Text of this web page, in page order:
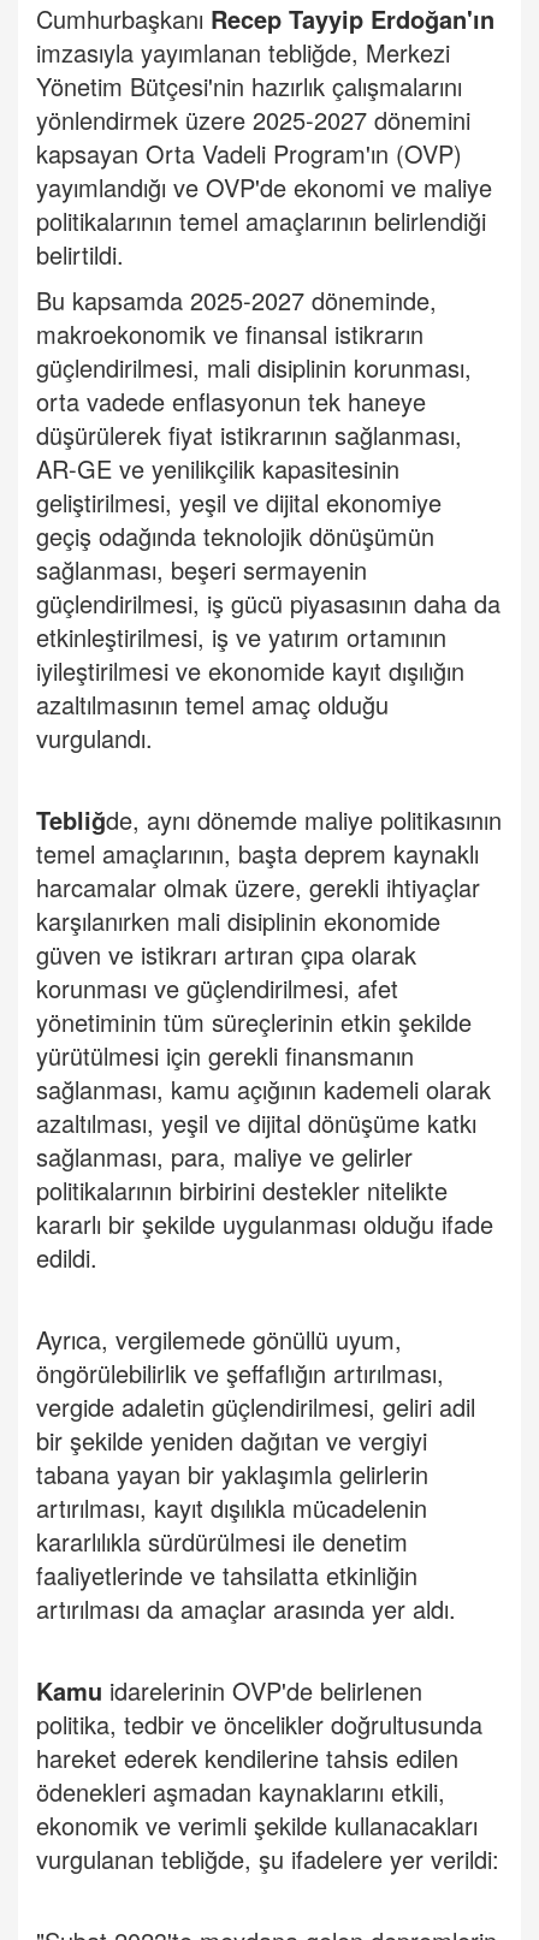
Cumhurbaşkanı Recep Tayyip Erdoğan'ın
imzasıyla yayımlanan tebliğde, Merkezi
Yönetim Bütçesi'nin hazırlık çalışmalarını
yönlendirmek üzere 2025-2027 dönemini
kapsayan Orta Vadeli Program'ın (OVP)
yayımlandığı ve OVP'de ekonomi ve maliye
politikalarının temel amaçlarının belirlendiği
belirtildi.
Bu kapsamda 2025-2027 döneminde,
makroekonomik ve finansal istikrarın
güçlendirilmesi, mali disiplinin korunması,
orta vadede enflasyonun tek haneye
düşürülerek fiyat istikrarının sağlanması,
AR-GE ve yenilikçilik kapasitesinin
geliştirilmesi, yeşil ve dijital ekonomiye
geçiş odağında teknolojik dönüşümün
sağlanması, beşeri sermayenin
güçlendirilmesi, iş gücü piyasasının daha da
etkinleştirilmesi, iş ve yatırım ortamının
iyileştirilmesi ve ekonomide kayıt dışılığın
azaltılmasının temel amaç olduğu
vurgulandı.
Tebliğde, aynı dönemde maliye politikasının
temel amaçlarının, başta deprem kaynaklı
harcamalar olmak üzere, gerekli ihtiyaçlar
karşılanırken mali disiplinin ekonomide
güven ve istikrarı artıran çıpa olarak
korunması ve güçlendirilmesi, afet
yönetiminin tüm süreçlerinin etkin şekilde
yürütülmesi için gerekli finansmanın
sağlanması, kamu açığının kademeli olarak
azaltılması, yeşil ve dijital dönüşüme katkı
sağlanması, para, maliye ve gelirler
politikalarının birbirini destekler nitelikte
kararlı bir şekilde uygulanması olduğu ifade
edildi.
Ayrıca, vergilemede gönüllü uyum,
öngörülebilirlik ve şeffaflığın artırılması,
vergide adaletin güçlendirilmesi, geliri adil
bir şekilde yeniden dağıtan ve vergiyi
tabana yayan bir yaklaşımla gelirlerin
artırılması, kayıt dışılıkla mücadelenin
kararlılıkla sürdürülmesi ile denetim
faaliyetlerinde ve tahsilatta etkinliğin
artırılması da amaçlar arasında yer aldı.
Kamu idarelerinin OVP'de belirlenen
politika, tedbir ve öncelikler doğrultusunda
hareket ederek kendilerine tahsis edilen
ödenekleri aşmadan kaynaklarını etkili,
ekonomik ve verimli şekilde kullanacakları
vurgulanan tebliğde, şu ifadelere yer verildi: